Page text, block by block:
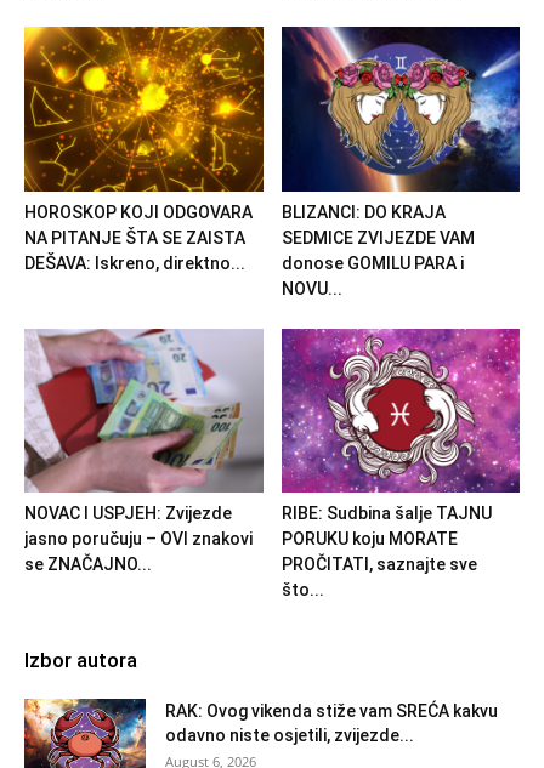
HOROSKOP KOJI ODGOVARA
NA PITANJE ŠTA SE ZAISTA
DEŠAVA: Iskreno, direktno...
BLIZANCI: DO KRAJA
SEDMICE ZVIJEZDE VAM
donose GOMILU PARA i
NOVU...
NOVAC I USPJEH: Zvijezde
jasno poručuju – OVI znakovi
se ZNAČAJNO...
RIBE: Sudbina šalje TAJNU
PORUKU koju MORATE
PROČITATI, saznajte sve
što...
Izbor autora
RAK: Ovog vikenda stiže vam SREĆA kakvu
odavno niste osjetili, zvijezde...
August 6, 2026